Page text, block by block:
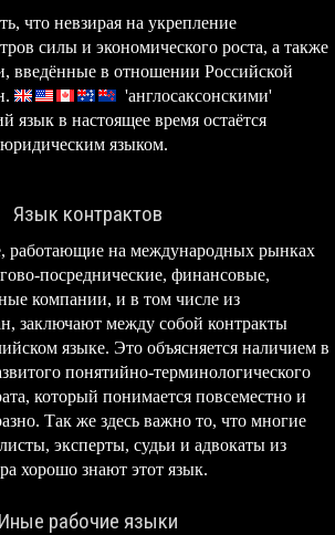
что невзирая на укрепление
силы и экономического роста, а также
введённые в отношении Российской
'англосаксонскими'
язык в настоящее время остаётся
языком.
Язык контрактов
работающие на международных рынках
посреднические, финансовые,
компании, и в том числе из
заключают между собой контракты
языке. Это объясняется наличием в
понятийно-терминологического
который понимается повсеместно и
Так же здесь важно то, что многие
эксперты, судьи и адвокаты из
хорошо знают этот язык.
Иные рабочие языки